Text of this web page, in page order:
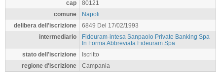
cap
80121
comune
Napoli
delibera dell'iscrizione
6849 Del 17/02/1993
intermediario
Fideuram-intesa Sanpaolo Private Banking Spa
In Forma Abbreviata Fideuram Spa
stato dell'iscrizione
Iscritto
regione d'iscrizione
Campania